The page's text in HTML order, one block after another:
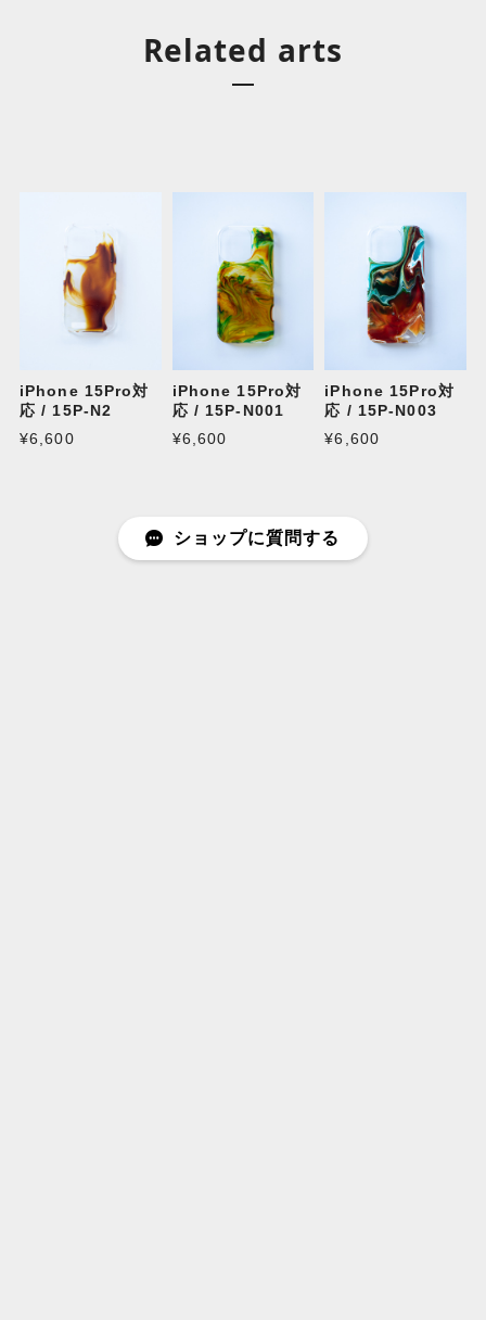
Related arts
iPhone 15Pro対
応 / 15P-N2
¥6,600
iPhone 15Pro対
応 / 15P-N001
¥6,600
iPhone 15Pro対
応 / 15P-N003
¥6,600
ショップに質問する